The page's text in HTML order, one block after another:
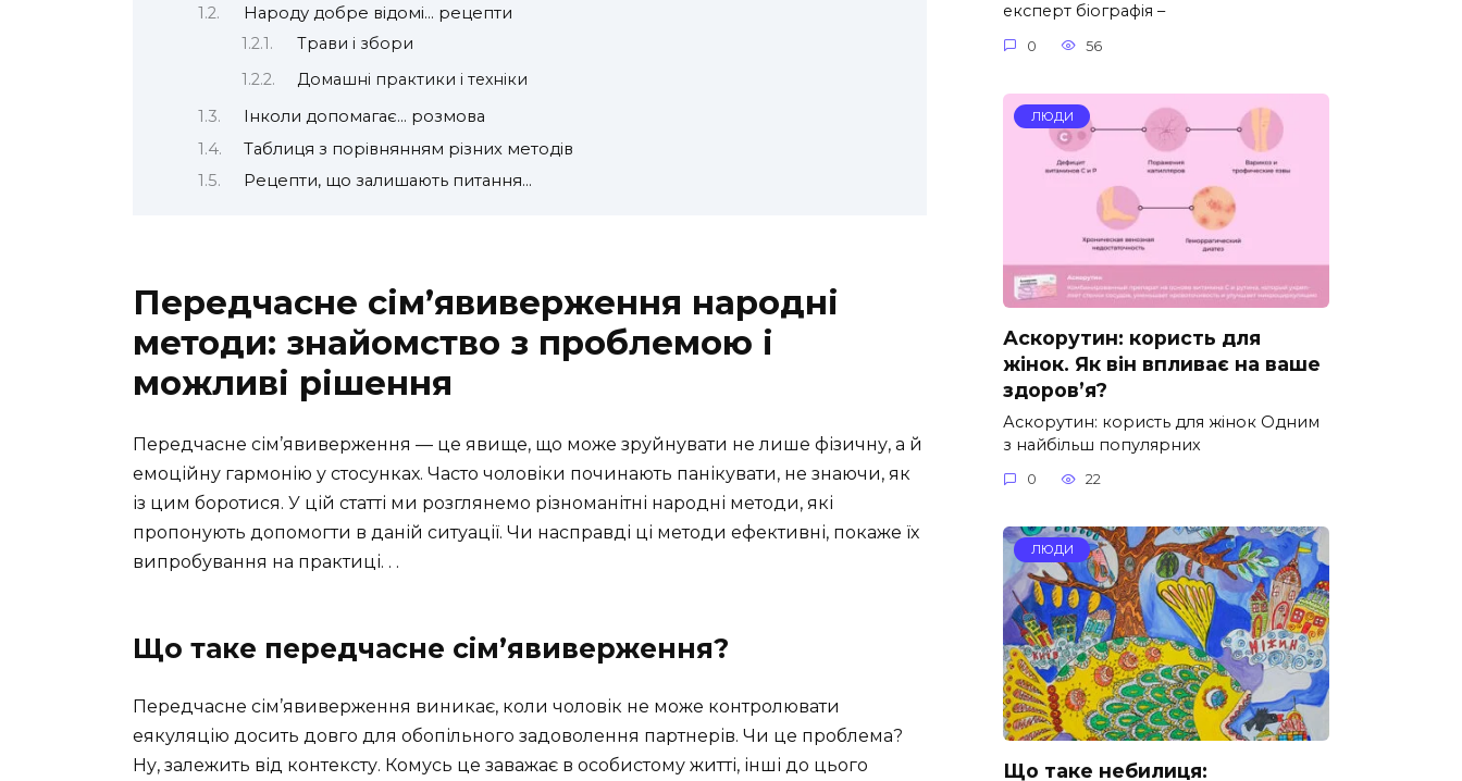
Народу добре відомі… рецепти
Трави і збори
Домашні практики і техніки
Інколи допомагає… розмова
Таблиця з порівнянням різних методів
Рецепти, що залишають питання…
Передчасне сім’явиверження народні
методи: знайомство з проблемою і
можливі рішення
Передчасне сім’явиверження — це явище, що може зруйнувати не лише фізичну, а й
емоційну гармонію у стосунках. Часто чоловіки починають панікувати, не знаючи, як
із цим боротися. У цій статті ми розглянемо різноманітні народні методи, які
пропонують допомогти в даній ситуації. Чи насправді ці методи ефективні, покаже їх
випробування на практиці. . .
Що таке передчасне сім’явиверження?
Передчасне сім’явиверження виникає, коли чоловік не може контролювати
еякуляцію досить довго для обопільного задоволення партнерів. Чи це проблема?
Ну, залежить від контексту. Комусь це заважає в особистому житті, інші до цього
експерт біографія –
0 56
ЛЮДИ
Аскорутин: користь для
жінок. Як він впливає на ваше
здоров’я?
Аскорутин: користь для жінок Одним
з найбільш популярних
0 22
ЛЮДИ
Що таке небилиця: